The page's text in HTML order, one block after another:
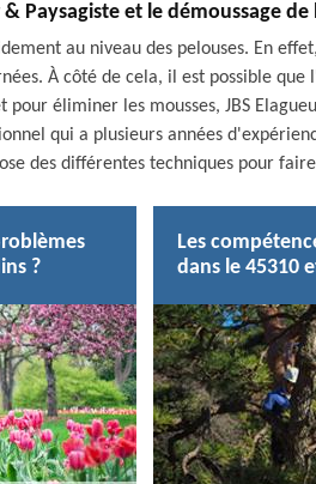
& Paysagiste et le démoussage de
au niveau des pelouses. En
À côté de cela, il est possible
éliminer les mousses, JBS
qui a plusieurs années
des différentes techniques pour
?
Les
dans le 45310